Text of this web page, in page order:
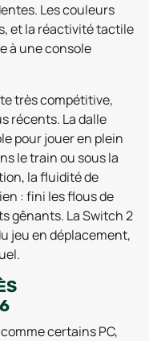
Les couleurs
et la réactivité tactile
à une console
très compétitive,
récents. La dalle
pour jouer en plein
le train ou sous la
la fluidité de
: fini les flous de
gênants. La Switch 2
jeu en déplacement,
certains PC,